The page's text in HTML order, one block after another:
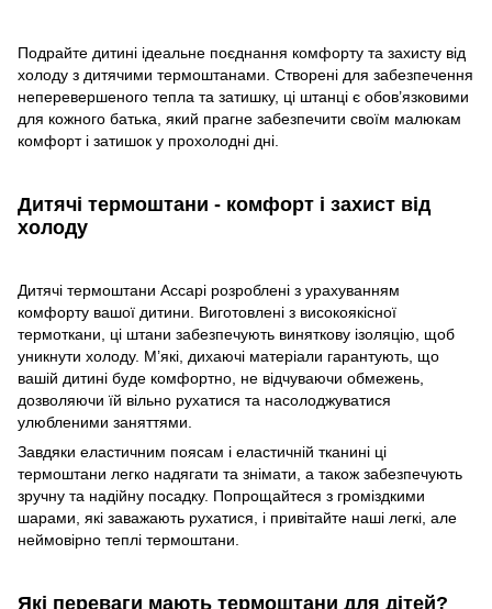
Подрайте дитині ідеальне поєднання комфорту та захисту від
холоду з дитячими термоштанами. Створені для забезпечення
неперевершеного тепла та затишку, ці штанці є обов’язковими
для кожного батька, який прагне забезпечити своїм малюкам
комфорт і затишок у прохолодні дні.
Дитячі термоштани - комфорт і захист від
холоду
Дитячі термоштани Accapi розроблені з урахуванням
комфорту вашої дитини. Виготовлені з високоякісної
термоткани, ці штани забезпечують виняткову ізоляцію, щоб
уникнути холоду. М’які, дихаючі матеріали гарантують, що
вашій дитині буде комфортно, не відчуваючи обмежень,
дозволяючи їй вільно рухатися та насолоджуватися
улюбленими заняттями.
Завдяки еластичним поясам і еластичній тканині ці
термоштани легко надягати та знімати, а також забезпечують
зручну та надійну посадку. Попрощайтеся з громіздкими
шарами, які заважають рухатися, і привітайте наші легкі, але
неймовірно теплі термоштани.
Які переваги мають термоштани для дітей?